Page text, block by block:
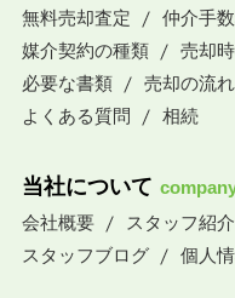
無料売却査定
仲介手
媒介契約の種類
売却
必要な書類
売却の流れ
よくある質問
相続
当社について
会社概要
スタッフ紹介
スタッフブログ
個人